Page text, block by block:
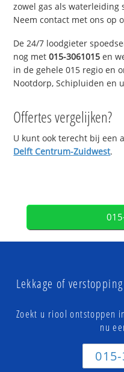
zowel gas als waterleiding
Neem contact met ons op
De 24/7 loodgieter
nog met015-3061015 en
in de gehele 015 regio en
Nootdorp, Schipluiden en
Offertes vergelijken?
U kunt ook terecht bij een
Delft Centrum-Zuidwest.
Lekkage of
Zoekt u riool ontstoppen
nu